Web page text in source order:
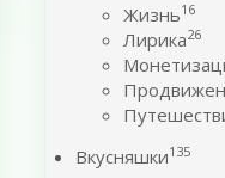
Жизнь16
Лирика26
Вкусняшки135